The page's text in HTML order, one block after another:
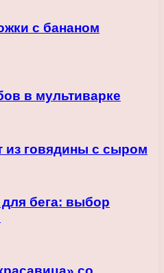
с бананом
в мультиварке
из говядины с сыром
бега: выбор